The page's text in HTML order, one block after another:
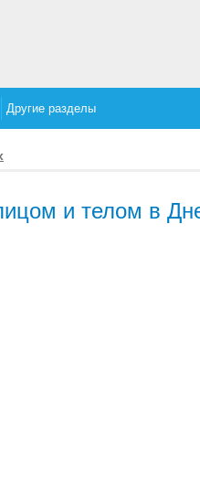
Другие разделы
и телом в